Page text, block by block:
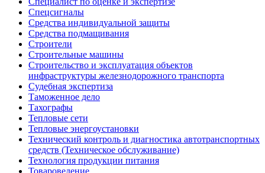
Спецсигналы
Средства индивидуальной защиты
Средства подмащивания
Строители
Строительные машины
Строительство и эксплуатация объектов
инфраструктуры железнодорожного транспорта
Судебная экспертиза
Таможенное дело
Тахографы
Тепловые сети
Тепловые энергоустановки
Технический контроль и диагностика автотранспортных
средств (Техническое обслуживание)
Технология продукции питания
Товароведение